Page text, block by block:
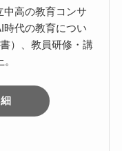
中高の教育コンサ
時代の教育につい
）、教員研修・講